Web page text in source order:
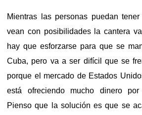
Mientras las personas puedan
vean con posibilidades la cantera
hay que esforzarse para que se
Cuba, pero va a ser difícil que se
porque el mercado de Estados
está ofreciendo mucho dinero
Pienso que la solución es que se